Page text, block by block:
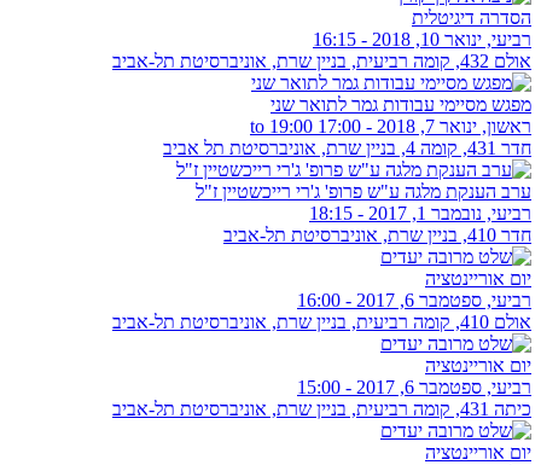
הסדרה דיגיטלית
רביעי, ינואר 10, 2018 - 16:15
אולם 432, קומה רביעית, בניין שרת, אוניברסיטת תל-אביב
מפגש מסיימי עבודות גמר לתואר שני
ראשון, ינואר 7, 2018 -
17:00
19:00
חדר 431, קומה 4, בניין שרת, אוניברסיטת תל אביב
ערב הענקת מלגה ע"ש פרופ' ג'רי רייכשטיין ז"ל
רביעי, נובמבר 1, 2017 - 18:15
חדר 410, בניין שרת, אוניברסיטת תל-אביב
יום אוריינטציה
רביעי, ספטמבר 6, 2017 - 16:00
אולם 410, קומה רביעית, בניין שרת, אוניברסיטת תל-אביב
יום אוריינטציה
רביעי, ספטמבר 6, 2017 - 15:00
כיתה 431, קומה רביעית, בניין שרת, אוניברסיטת תל-אביב
יום אוריינטציה